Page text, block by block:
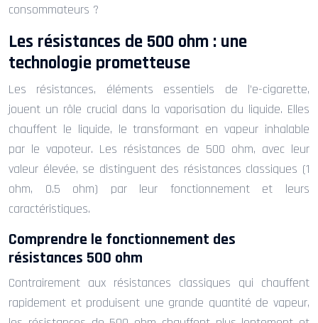
consommateurs ?
Les résistances de 500 ohm : une
technologie prometteuse
Les résistances, éléments essentiels de l’e-cigarette,
jouent un rôle crucial dans la vaporisation du liquide. Elles
chauffent le liquide, le transformant en vapeur inhalable
par le vapoteur. Les résistances de 500 ohm, avec leur
valeur élevée, se distinguent des résistances classiques (1
ohm, 0.5 ohm) par leur fonctionnement et leurs
caractéristiques.
Comprendre le fonctionnement des
résistances 500 ohm
Contrairement aux résistances classiques qui chauffent
rapidement et produisent une grande quantité de vapeur,